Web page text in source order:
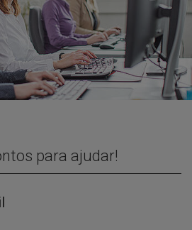
para ajudar!